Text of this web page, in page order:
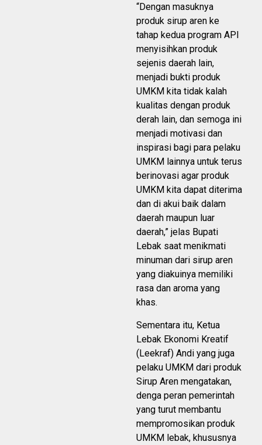
“Dengan masuknya
produk sirup aren ke
tahap kedua program API
menyisihkan produk
sejenis daerah lain,
menjadi bukti produk
UMKM kita tidak kalah
kualitas dengan produk
derah lain, dan semoga ini
menjadi motivasi dan
inspirasi bagi para pelaku
UMKM lainnya untuk terus
berinovasi agar produk
UMKM kita dapat diterima
dan di akui baik dalam
daerah maupun luar
daerah,” jelas Bupati
Lebak saat menikmati
minuman dari sirup aren
yang diakuinya memiliki
rasa dan aroma yang
khas.
Sementara itu, Ketua
Lebak Ekonomi Kreatif
(Leekraf) Andi yang juga
pelaku UMKM dari produk
Sirup Aren mengatakan,
denga peran pemerintah
yang turut membantu
mempromosikan produk
UMKM lebak, khususnya